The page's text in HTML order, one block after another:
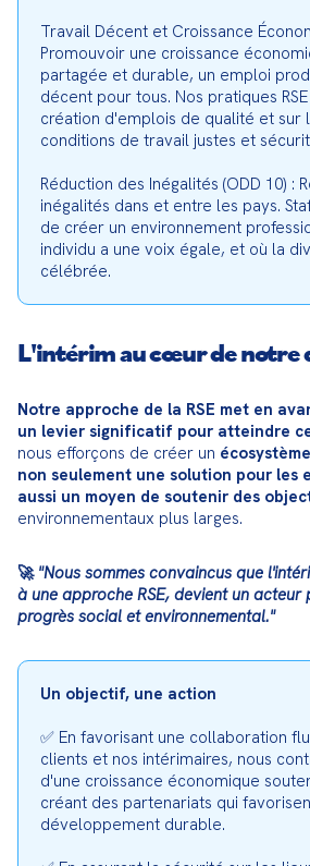
Travail Décent et Croissance
Promouvoir une croissance
partagée et durable, un emploi
décent pour tous. Nos pratiques
création d'emplois de qualité et sur
conditions de travail justes et
Réduction des Inégalités (ODD 10) :
inégalités dans et entre les pays.
de créer un environnement
individu a une voix égale, et où la
célébrée.
L'intérim au cœur de notre
Notre approche de la RSE met en
un levier significatif pour atteindre
nous efforçons de créer un
non seulement une solution pour les
aussi un moyen de soutenir des
environnementaux plus larges.
🚀 "Nous sommes convaincus que
à une approche RSE, devient un acteur
progrès social et environnemental."
Un objectif, une action
✅ En favorisant une collaboration
clients et nos intérimaires, nous
d'une croissance économique
créant des partenariats qui
développement durable.